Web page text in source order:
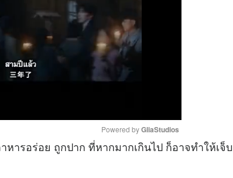
Powered by GliaStudios
ารอร่อย ถูกปาก ที่หากมากเกินไป ก็อาจทำให้เจ็บ